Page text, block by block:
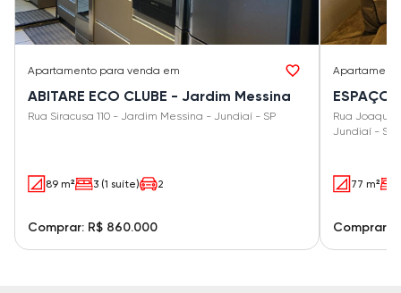
Apartamento para venda em
ABITARE ECO CLUBE - Jardim Messina
Rua Siracusa 110 - Jardim Messina - Jundiaí - SP
89 m² 3 (1 suíte) 2
Comprar: R$ 860.000
ESPAÇO
Rua
Jundiaí - SP
77 m²
Comprar: